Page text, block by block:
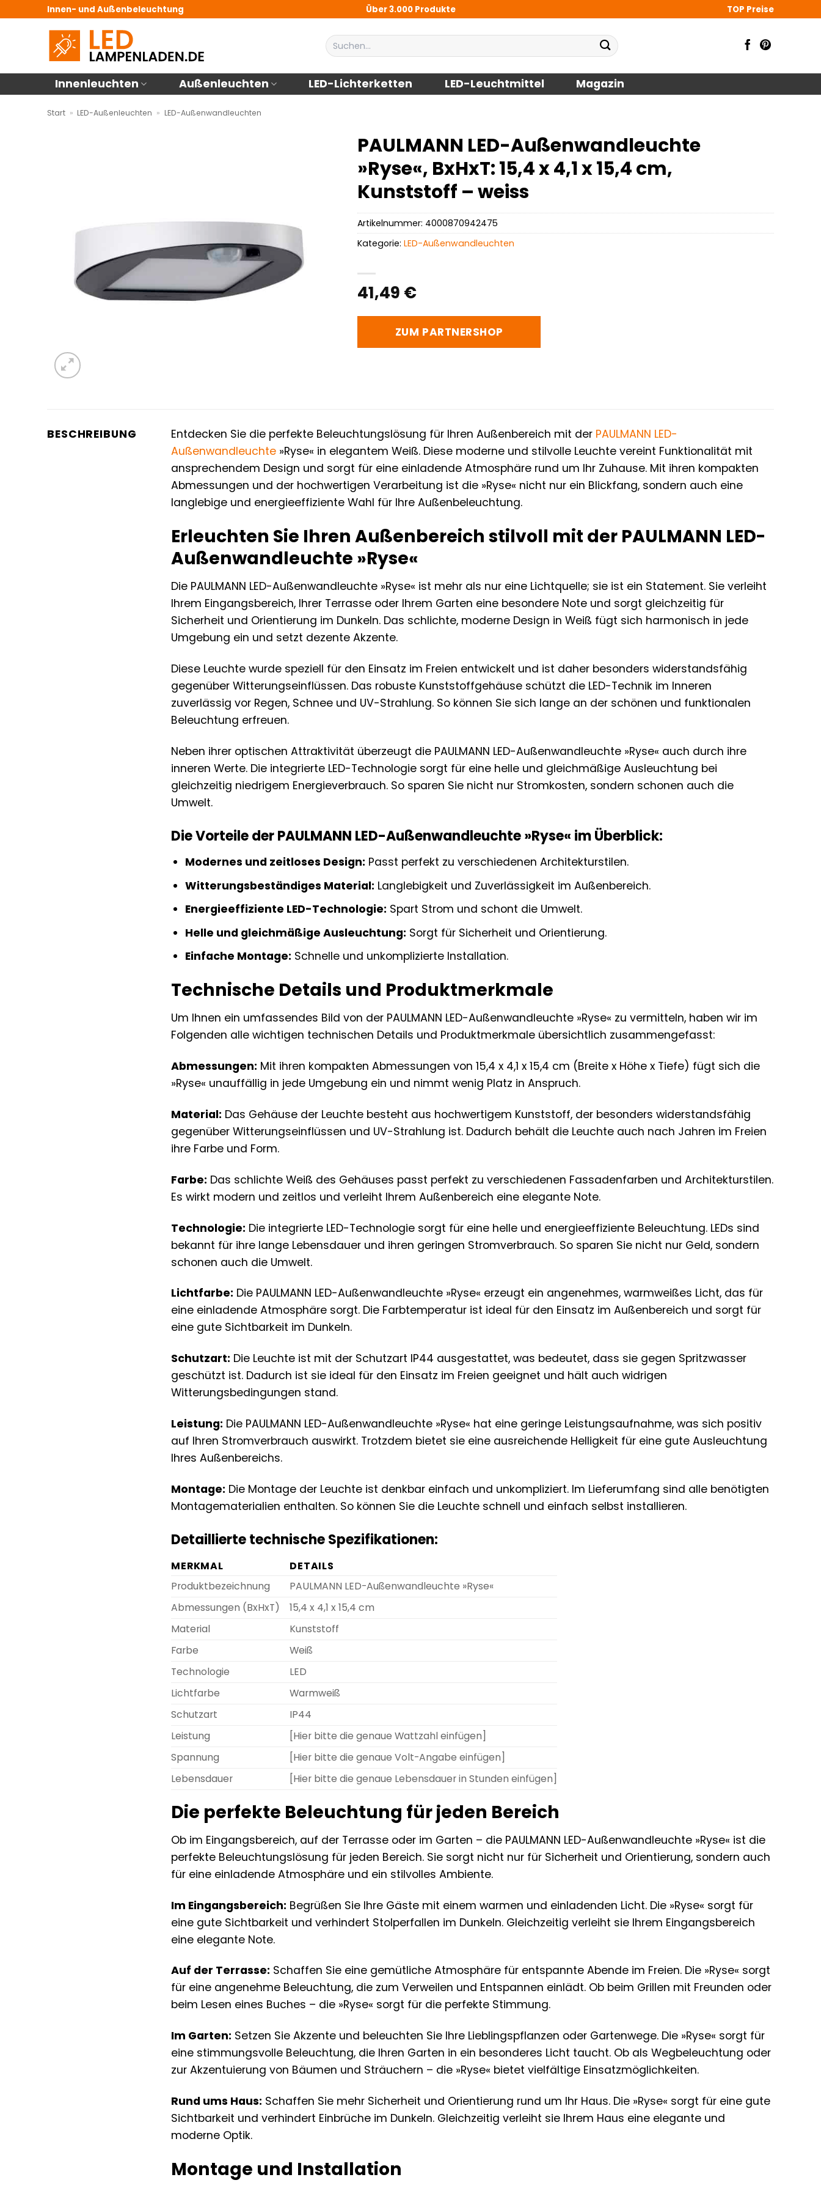
Innen- und Außenbeleuchtung Über 3.000 Produkte TOP Preise
Suchen
nach:
Innenleuchten Außenleuchten LED-Lichterketten LED-Leuchtmittel Magazin
Start » LED-Außenleuchten » LED-Außenwandleuchten
PAULMANN LED-Außenwandleuchte
»Ryse«, BxHxT: 15,4 x 4,1 x 15,4 cm,
Kunststoff – weiss
41,49 €
ZUM PARTNERSHOP
Artikelnummer: 4000870942475
Kategorie:LED-Außenwandleuchten
BESCHREIBUNG Entdecken Sie die perfekte Beleuchtungslösung für Ihren Außenbereich mit der PAULMANN LED-
Außenwandleuchte »Ryse« in elegantem Weiß. Diese moderne und stilvolle Leuchte vereint Funktionalität mit
ansprechendem Design und sorgt für eine einladende Atmosphäre rund um Ihr Zuhause. Mit ihren kompakten
Abmessungen und der hochwertigen Verarbeitung ist die »Ryse« nicht nur ein Blickfang, sondern auch eine
langlebige und energieeffiziente Wahl für Ihre Außenbeleuchtung.
Erleuchten Sie Ihren Außenbereich stilvoll mit der PAULMANN LED-
Außenwandleuchte »Ryse«
Die PAULMANN LED-Außenwandleuchte »Ryse« ist mehr als nur eine Lichtquelle; sie ist ein Statement. Sie verleiht
Ihrem Eingangsbereich, Ihrer Terrasse oder Ihrem Garten eine besondere Note und sorgt gleichzeitig für
Sicherheit und Orientierung im Dunkeln. Das schlichte, moderne Design in Weiß fügt sich harmonisch in jede
Umgebung ein und setzt dezente Akzente.
Diese Leuchte wurde speziell für den Einsatz im Freien entwickelt und ist daher besonders widerstandsfähig
gegenüber Witterungseinflüssen. Das robuste Kunststoffgehäuse schützt die LED-Technik im Inneren
zuverlässig vor Regen, Schnee und UV-Strahlung. So können Sie sich lange an der schönen und funktionalen
Beleuchtung erfreuen.
Neben ihrer optischen Attraktivität überzeugt die PAULMANN LED-Außenwandleuchte »Ryse« auch durch ihre
inneren Werte. Die integrierte LED-Technologie sorgt für eine helle und gleichmäßige Ausleuchtung bei
gleichzeitig niedrigem Energieverbrauch. So sparen Sie nicht nur Stromkosten, sondern schonen auch die
Umwelt.
Die Vorteile der PAULMANN LED-Außenwandleuchte »Ryse« im Überblick:
Modernes und zeitloses Design: Passt perfekt zu verschiedenen Architekturstilen.
Witterungsbeständiges Material: Langlebigkeit und Zuverlässigkeit im Außenbereich.
Energieeffiziente LED-Technologie: Spart Strom und schont die Umwelt.
Helle und gleichmäßige Ausleuchtung: Sorgt für Sicherheit und Orientierung.
Einfache Montage: Schnelle und unkomplizierte Installation.
Technische Details und Produktmerkmale
Um Ihnen ein umfassendes Bild von der PAULMANN LED-Außenwandleuchte »Ryse« zu vermitteln, haben wir im
Folgenden alle wichtigen technischen Details und Produktmerkmale übersichtlich zusammengefasst:
Abmessungen: Mit ihren kompakten Abmessungen von 15,4 x 4,1 x 15,4 cm (Breite x Höhe x Tiefe) fügt sich die
»Ryse« unauffällig in jede Umgebung ein und nimmt wenig Platz in Anspruch.
Material: Das Gehäuse der Leuchte besteht aus hochwertigem Kunststoff, der besonders widerstandsfähig
gegenüber Witterungseinflüssen und UV-Strahlung ist. Dadurch behält die Leuchte auch nach Jahren im Freien
ihre Farbe und Form.
Farbe: Das schlichte Weiß des Gehäuses passt perfekt zu verschiedenen Fassadenfarben und Architekturstilen.
Es wirkt modern und zeitlos und verleiht Ihrem Außenbereich eine elegante Note.
Technologie: Die integrierte LED-Technologie sorgt für eine helle und energieeffiziente Beleuchtung. LEDs sind
bekannt für ihre lange Lebensdauer und ihren geringen Stromverbrauch. So sparen Sie nicht nur Geld, sondern
schonen auch die Umwelt.
Lichtfarbe: Die PAULMANN LED-Außenwandleuchte »Ryse« erzeugt ein angenehmes, warmweißes Licht, das für
eine einladende Atmosphäre sorgt. Die Farbtemperatur ist ideal für den Einsatz im Außenbereich und sorgt für
eine gute Sichtbarkeit im Dunkeln.
Schutzart: Die Leuchte ist mit der Schutzart IP44 ausgestattet, was bedeutet, dass sie gegen Spritzwasser
geschützt ist. Dadurch ist sie ideal für den Einsatz im Freien geeignet und hält auch widrigen
Witterungsbedingungen stand.
Leistung: Die PAULMANN LED-Außenwandleuchte »Ryse« hat eine geringe Leistungsaufnahme, was sich positiv
auf Ihren Stromverbrauch auswirkt. Trotzdem bietet sie eine ausreichende Helligkeit für eine gute Ausleuchtung
Ihres Außenbereichs.
Montage: Die Montage der Leuchte ist denkbar einfach und unkompliziert. Im Lieferumfang sind alle benötigten
Montagematerialien enthalten. So können Sie die Leuchte schnell und einfach selbst installieren.
Detaillierte technische Spezifikationen:
MERKMAL
DETAILS
Produktbezeichnung
PAULMANN LED-Außenwandleuchte »Ryse«
Abmessungen (BxHxT)
15,4 x 4,1 x 15,4 cm
Material
Kunststoff
Farbe
Weiß
Technologie
LED
Lichtfarbe
Warmweiß
Schutzart
IP44
Leistung
[Hier bitte die genaue Wattzahl einfügen]
Spannung
[Hier bitte die genaue Volt-Angabe einfügen]
Lebensdauer
[Hier bitte die genaue Lebensdauer in Stunden einfügen]
Die perfekte Beleuchtung für jeden Bereich
Ob im Eingangsbereich, auf der Terrasse oder im Garten – die PAULMANN LED-Außenwandleuchte »Ryse« ist die
perfekte Beleuchtungslösung für jeden Bereich. Sie sorgt nicht nur für Sicherheit und Orientierung, sondern auch
für eine einladende Atmosphäre und ein stilvolles Ambiente.
Im Eingangsbereich: Begrüßen Sie Ihre Gäste mit einem warmen und einladenden Licht. Die »Ryse« sorgt für
eine gute Sichtbarkeit und verhindert Stolperfallen im Dunkeln. Gleichzeitig verleiht sie Ihrem Eingangsbereich
eine elegante Note.
Auf der Terrasse: Schaffen Sie eine gemütliche Atmosphäre für entspannte Abende im Freien. Die »Ryse« sorgt
für eine angenehme Beleuchtung, die zum Verweilen und Entspannen einlädt. Ob beim Grillen mit Freunden oder
beim Lesen eines Buches – die »Ryse« sorgt für die perfekte Stimmung.
Im Garten: Setzen Sie Akzente und beleuchten Sie Ihre Lieblingspflanzen oder Gartenwege. Die »Ryse« sorgt für
eine stimmungsvolle Beleuchtung, die Ihren Garten in ein besonderes Licht taucht. Ob als Wegbeleuchtung oder
zur Akzentuierung von Bäumen und Sträuchern – die »Ryse« bietet vielfältige Einsatzmöglichkeiten.
Rund ums Haus: Schaffen Sie mehr Sicherheit und Orientierung rund um Ihr Haus. Die »Ryse« sorgt für eine gute
Sichtbarkeit und verhindert Einbrüche im Dunkeln. Gleichzeitig verleiht sie Ihrem Haus eine elegante und
moderne Optik.
Montage und Installation